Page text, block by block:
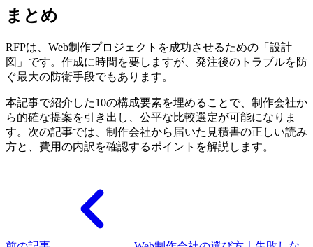
まとめ
RFPは、Web制作プロジェクトを成功させるための「設計
図」です。作成に時間を要しますが、発注後のトラブルを防
ぐ最大の防衛手段でもあります。
本記事で紹介した10の構成要素を埋めることで、制作会社か
ら的確な提案を引き出し、公平な比較選定が可能になりま
す。次の記事では、制作会社から届いた見積書の正しい読み
方と、費用の内訳を確認するポイントを解説します。